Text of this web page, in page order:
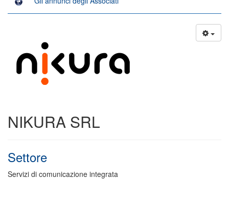
NIKURA SRL
Settore
Servizi di comunicazione integrata